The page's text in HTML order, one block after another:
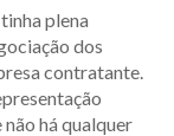
plena
dos
contratante.
há qualquer